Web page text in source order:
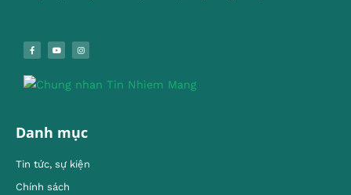
Danh mục
Tin tức, sự kiện
Chính sách